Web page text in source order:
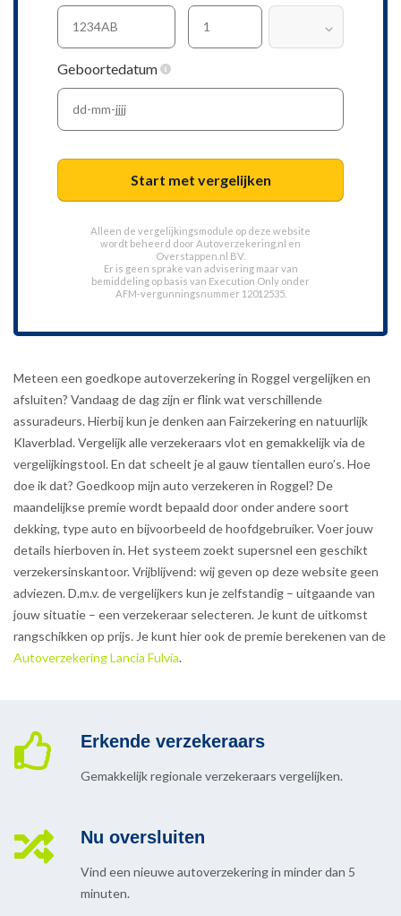
Geboortedatum
Start met vergelijken
Alleen de vergelijkingsmodule op deze website
wordt beheerd door Autoverzekering.nl en
Overstappen.nl BV.
Er is geen sprake van advisering maar van
bemiddeling op basis van Execution Only onder
AFM-vergunningsnummer 12012535.
Meteen een goedkope autoverzekering in Roggel vergelijken en
afsluiten? Vandaag de dag zijn er flink wat verschillende
assuradeurs. Hierbij kun je denken aan Fairzekering en natuurlijk
Klaverblad. Vergelijk alle verzekeraars vlot en gemakkelijk via de
vergelijkingstool. En dat scheelt je al gauw tientallen euro’s. Hoe
doe ik dat? Goedkoop mijn auto verzekeren in Roggel? De
maandelijkse premie wordt bepaald door onder andere soort
dekking, type auto en bijvoorbeeld de hoofdgebruiker. Voer jouw
details hierboven in. Het systeem zoekt supersnel een geschikt
verzekersinskantoor. Vrijblijvend: wij geven op deze website geen
adviezen. D.m.v. de vergelijkers kun je zelfstandig – uitgaande van
jouw situatie – een verzekeraar selecteren. Je kunt de uitkomst
rangschikken op prijs. Je kunt hier ook de premie berekenen van de
Autoverzekering Lancia Fulvia.
Erkende verzekeraars
Gemakkelijk regionale verzekeraars vergelijken.
Nu oversluiten
Vind een nieuwe autoverzekering in minder dan 5
minuten.